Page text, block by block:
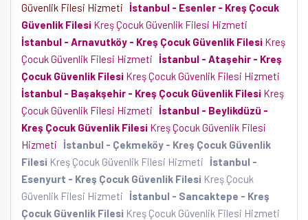
Güvenlik Filesi Hizmeti İstanbul - Esenler - Kreş Çocuk
Güvenlik Filesi Kreş Çocuk Güvenlik Filesi Hizmeti
İstanbul - Arnavutköy - Kreş Çocuk Güvenlik Filesi Kreş
Çocuk Güvenlik Filesi Hizmeti İstanbul - Ataşehir - Kreş
Çocuk Güvenlik Filesi Kreş Çocuk Güvenlik Filesi Hizmeti
İstanbul - Başakşehir - Kreş Çocuk Güvenlik Filesi Kreş
Çocuk Güvenlik Filesi Hizmeti İstanbul - Beylikdüzü -
Kreş Çocuk Güvenlik Filesi Kreş Çocuk Güvenlik Filesi
Hizmeti
İstanbul - Çekmeköy - Kreş Çocuk Güvenlik
Filesi Kreş Çocuk Güvenlik Filesi Hizmeti
İstanbul -
Esenyurt - Kreş Çocuk Güvenlik Filesi Kreş Çocuk
Güvenlik Filesi Hizmeti
İstanbul - Sancaktepe - Kreş
Çocuk Güvenlik Filesi Kreş Çocuk Güvenlik Filesi Hizmeti